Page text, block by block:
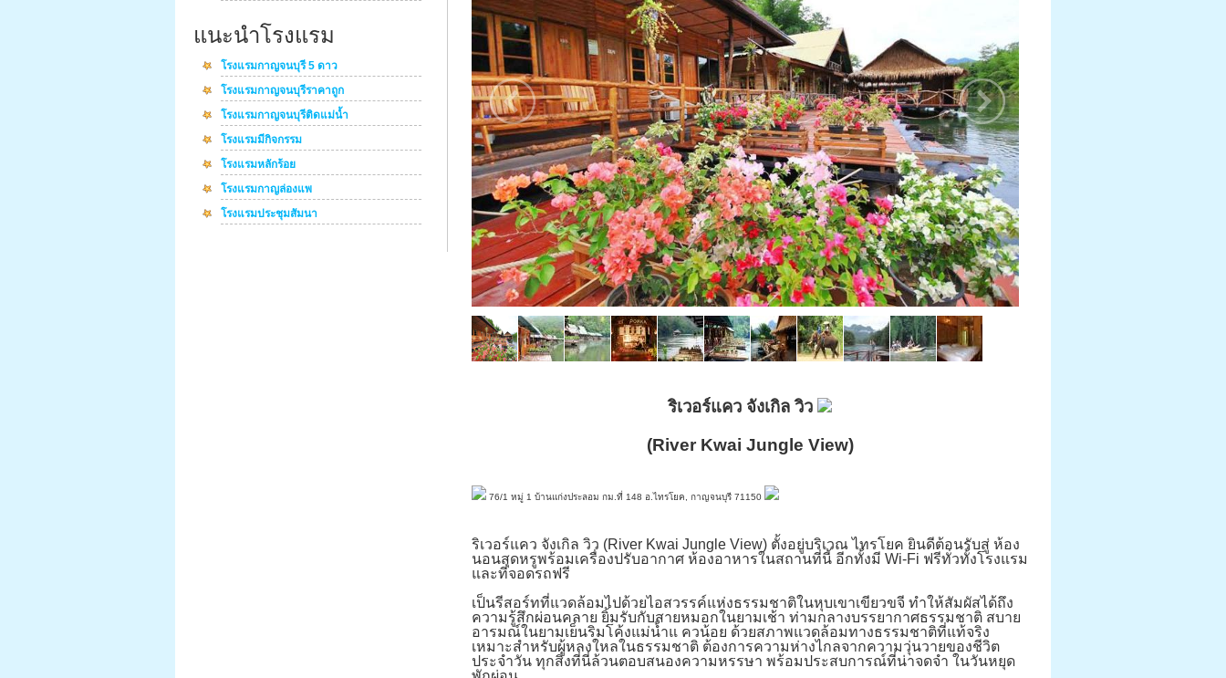
แนะนำโรงแรม
โรงแรมกาญจนบุรี 5 ดาว
โรงแรมกาญจนบุรีราคาถูก
โรงแรมกาญจนบุรีติดแม่น้ำ
โรงแรมมีกิจกรรม
โรงแรมหลักร้อย
โรงแรมกาญล่องแพ
โรงแรมประชุมสัมนา
ริเวอร์แคว จังเกิล วิว
(River Kwai Jungle View)
76/1 หมู่ 1 บ้านแก่งประลอม กม.ที่ 148 อ.ไทรโยค, กาญจนบุรี 71150
ริเวอร์แคว จังเกิล วิว (River Kwai Jungle View) ตั้งอยู่บริเวณ ไทรโยค ยินดีต้อนรับสู่ ห้อง
นอนสุดหรูพร้อมเครื่องปรับอากาศ ห้องอาหารในสถานที่นี้ อีกทั้งมี Wi-Fi ฟรีทั่วทั้งโรงแรม
และที่จอดรถฟรี
เป็นรีสอร์ทที่แวดล้อมไปด้วยไอสวรรค์แห่งธรรมชาติในหุบเขาเขียวขจี ทำให้สัมผัสได้ถึง
ความรู้สึกผ่อนคลาย ยิ้มรับกับสายหมอกในยามเช้า ท่ามกลางบรรยากาศธรรมชาติ สบาย
อารมณ์ในยามเย็นริมโค้งแม่น้ำแ ควน้อย ด้วยสภาพแวดล้อมทางธรรมชาติที่แท้จริง
เหมาะสำหรับผู้หลงใหลในธรรมชาติ ต้องการความห่างไกลจากความวุ่นวายของชีวิต
ประจำวัน ทุกสิ่งที่นี่ล้วนตอบสนองความหรรษา พร้อมประสบการณ์ที่น่าจดจำ ในวันหยุด